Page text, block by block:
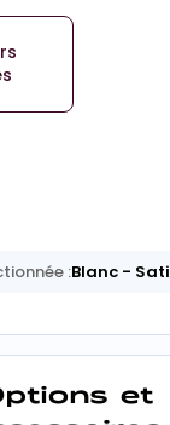
:Blanc -
et